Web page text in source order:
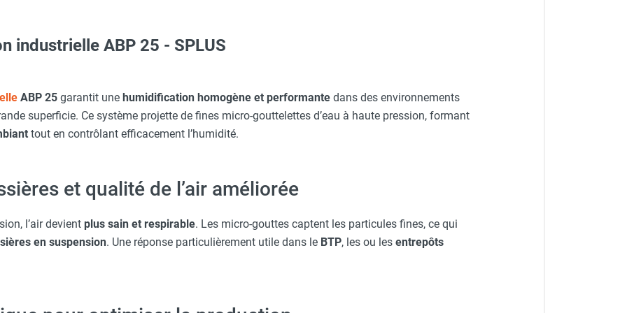
PTC 3/8" LN - SPLUS
départ avant 13h) - SPLUS
S - HUSQVARNA
protège-menton Smartguard PE 10H - HUSQVARNA
XXL - HUSQVARNA
M - HUSQVARNA
industrielle ABP 25 - SPLUS
ABP 25 garantit une humidification homogène et performante dans des environnements
superficie. Ce système projette de fines micro-gouttelettes d’eau à haute pression, formant
tout en contrôlant efficacement l’humidité.
et qualité de l’air améliorée
l’air devient plus sain et respirable. Les micro-gouttes captent les particules fines, ce qui
en suspension. Une réponse particulièrement utile dans le BTP, les ou les entrepôts